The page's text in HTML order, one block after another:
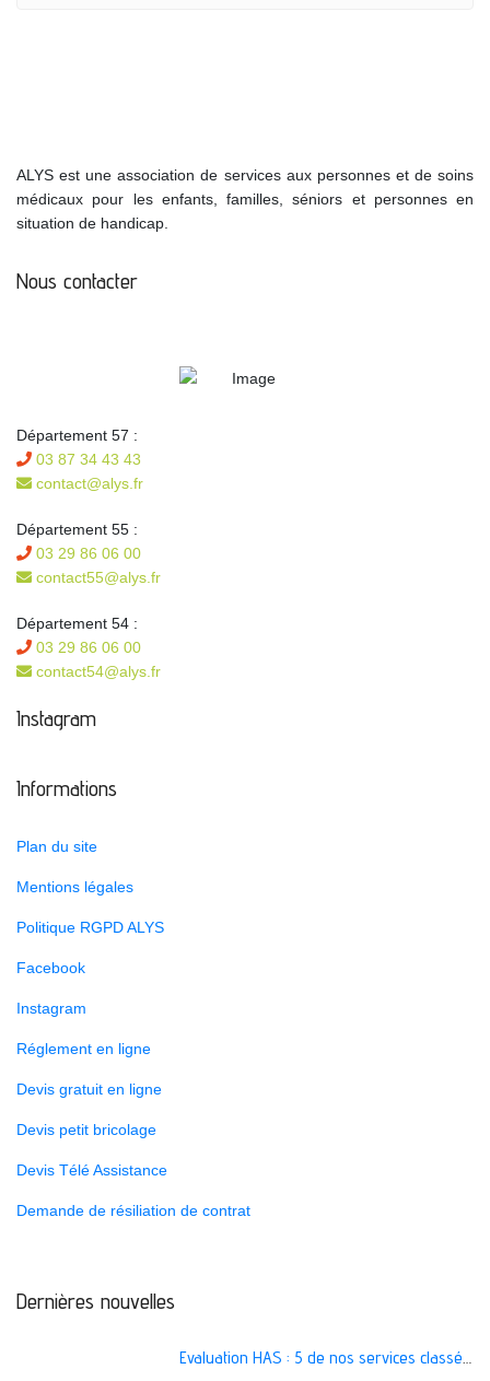
ALYS est une association de services aux personnes et de soins
médicaux pour les enfants, familles, séniors et personnes en
situation de handicap.
Nous contacter
Département 57 :
03 87 34 43 43
contact@alys.fr
Département 55 :
03 29 86 06 00
contact55@alys.fr
Département 54 :
03 29 86 06 00
contact54@alys.fr
Instagram
Informations
Plan du site
Mentions légales
Politique RGPD ALYS
Facebook
Instagram
Réglement en ligne
Devis gratuit en ligne
Devis petit bricolage
Devis Télé Assistance
Demande de résiliation de contrat
Dernières nouvelles
Evaluation HAS : 5 de nos services classés A